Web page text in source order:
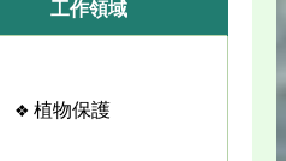
工作領域
植物保護